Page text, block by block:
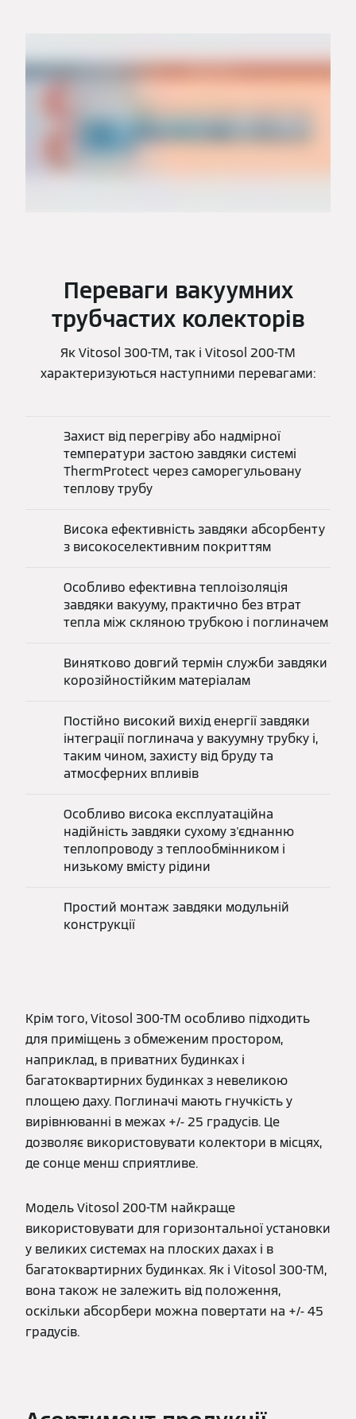
Переваги вакуумних
трубчастих колекторів
Як Vitosol 300-TM, так і Vitosol 200-TM
характеризуються наступними перевагами:
Захист від перегріву або надмірної
температури застою завдяки системі
ThermProtect через саморегульовану
теплову трубу
Висока ефективність завдяки абсорбенту
з високоселективним покриттям
Особливо ефективна теплоізоляція
завдяки вакууму, практично без втрат
тепла між скляною трубкою і поглиначем
Винятково довгий термін служби завдяки
корозійностійким матеріалам
Постійно високий вихід енергії завдяки
інтеграції поглинача у вакуумну трубку і,
таким чином, захисту від бруду та
атмосферних впливів
Особливо висока експлуатаційна
надійність завдяки сухому з'єднанню
теплопроводу з теплообмінником і
низькому вмісту рідини
Простий монтаж завдяки модульній
конструкції
Крім того, Vitosol 300-TM особливо підходить
для приміщень з обмеженим простором,
наприклад, в приватних будинках і
багатоквартирних будинках з невеликою
площею даху. Поглиначі мають гнучкість у
вирівнюванні в межах +/- 25 градусів. Це
дозволяє використовувати колектори в місцях,
де сонце менш сприятливе.
Модель Vitosol 200-TM найкраще
використовувати для горизонтальної установки
у великих системах на плоских дахах і в
багатоквартирних будинках. Як і Vitosol 300-TM,
вона також не залежить від положення,
оскільки абсорбери можна повертати на +/- 45
градусів.